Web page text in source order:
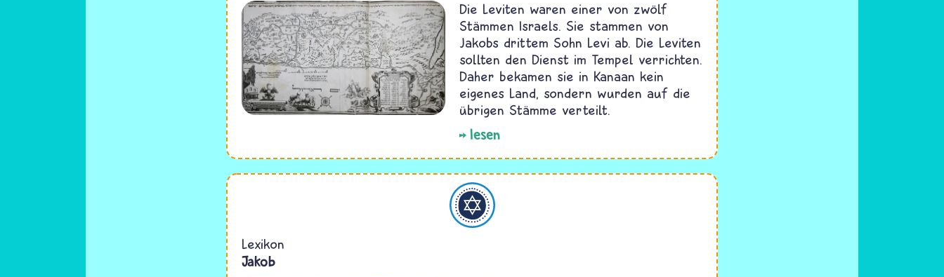
Die Leviten waren einer von zwölf
Stämmen Israels. Sie stammen von
Jakobs drittem Sohn Levi ab. Die Leviten
sollten den Dienst im Tempel verrichten.
Daher bekamen sie in Kanaan kein
eigenes Land, sondern wurden auf die
übrigen Stämme verteilt.
lesen
Lexikon
Jakob